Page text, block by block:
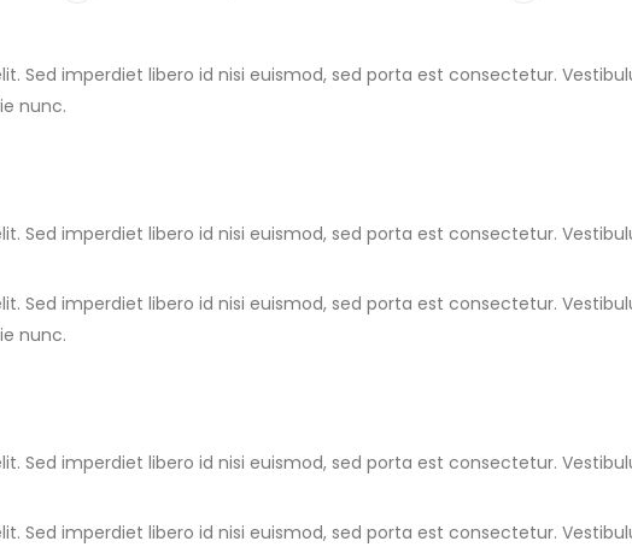
Sed imperdiet libero id nisi euismod, sed porta est consectetur.
nunc.
Sed imperdiet libero id nisi euismod, sed porta est consectetur.
Sed imperdiet libero id nisi euismod, sed porta est consectetur.
nunc.
Sed imperdiet libero id nisi euismod, sed porta est consectetur.
Sed imperdiet libero id nisi euismod, sed porta est consectetur.